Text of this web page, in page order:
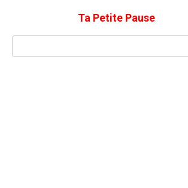
Ta Petite Pause
Search: